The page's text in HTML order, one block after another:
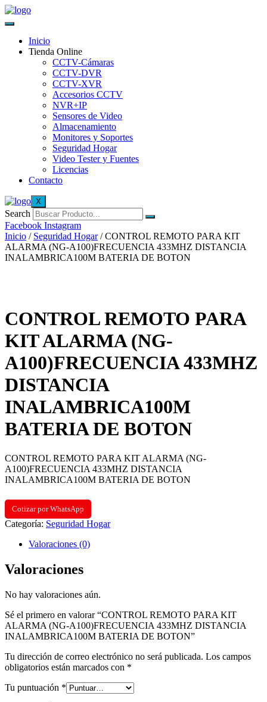
Inicio
Tienda Online
CCTV-Cámaras
CCTV-DVR
CCTV-XVR
Accesorios CCTV
NVR+IP
Sensores de Video
Almacenamiento
Monitores y Soportes
Seguridad Hogar
Video Tester y Fuentes
Licencias
Contacto
X
Search
Facebook Instagram
Inicio / Seguridad Hogar/ CONTROL REMOTO PARA KIT
ALARMA (NG-A100)FRECUENCIA 433MHZ DISTANCIA
INALAMBRICA100M BATERIA DE BOTON
CONTROL REMOTO PARA
KIT ALARMA (NG-
A100)FRECUENCIA 433MHZ
DISTANCIA
INALAMBRICA100M
BATERIA DE BOTON
CONTROL REMOTO PARA KIT ALARMA (NG-
A100)FRECUENCIA 433MHZ DISTANCIA
INALAMBRICA100M BATERIA DE BOTON
Cotizar por WhatsApp
Categoría: Seguridad Hogar
Valoraciones (0)
Valoraciones
No hay valoraciones aún.
Sé el primero en valorar “CONTROL REMOTO PARA KIT
ALARMA (NG-A100)FRECUENCIA 433MHZ DISTANCIA
INALAMBRICA100M BATERIA DE BOTON”
Tu dirección de correo electrónico no será publicada. Los campos
obligatorios están marcados con *
Tu puntuación *